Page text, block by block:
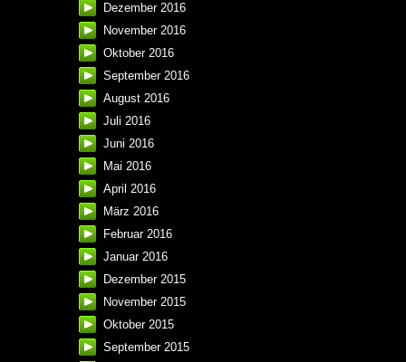
Dezember 2016
November 2016
Oktober 2016
September 2016
August 2016
Juli 2016
Juni 2016
Mai 2016
April 2016
März 2016
Februar 2016
Januar 2016
Dezember 2015
November 2015
Oktober 2015
September 2015